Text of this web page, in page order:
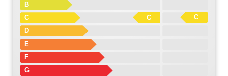
B
C
D
E
F
G
C
C